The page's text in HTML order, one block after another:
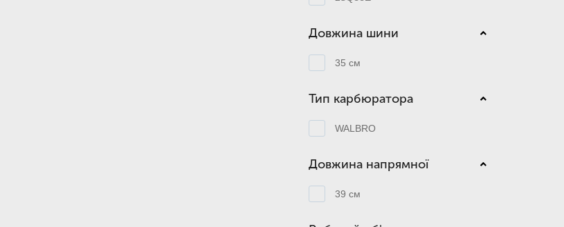
Довжина шини
35 см
Тип карбюратора
WALBRO
Довжина напрямної
39 см